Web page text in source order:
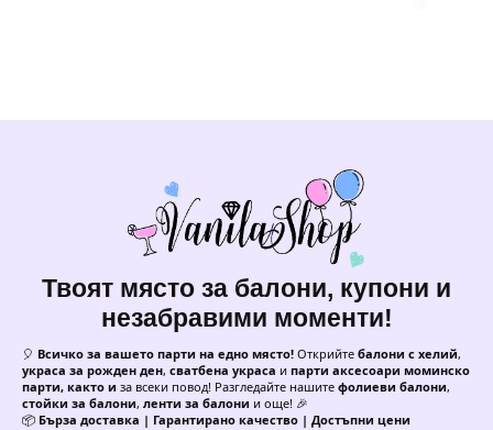
Твоят място за балони, купони и
незабравими моменти!
🎈 Всичко за вашето парти на едно място! Открийте балони с хелий,
украса за рожден ден, сватбена украса и парти аксесоари моминско
парти, както и за всеки повод! Разгледайте нашите фолиеви балони,
стойки за балони, ленти за балони и още! 🎉
📦 Бърза доставка | Гарантирано качество | Достъпни цени